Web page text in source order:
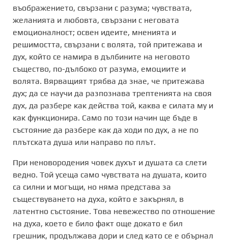
въображението, свързани с разума; чувствата,
желанията и любовта, свързани с неговата
емоционалност; освен идеите, мненията и
решимостта, свързани с волята, той притежава и
дух, който се намира в дълбините на неговото
същество, по-дълбоко от разума, емоциите и
волята. Вярващият трябва да знае, че притежава
дух; да се научи да разпознава трептенията на своя
дух, да разбере как действа той, каква е силата му и
как функционира. Само по този начин ще бъде в
състояние да разбере как да ходи по дух, а не по
плътската душа или направо по плът.
При неновородения човек духът и душата са слети
ведно. Той усеща само чувствата на душата, които
са силни и могъщи, но няма представа за
съществуването на духа, който е закърнял, в
латентно състояние. Това невежество по отношение
на духа, което е било факт още докато е бил
грешник, продължава дори и след като се е обърнал